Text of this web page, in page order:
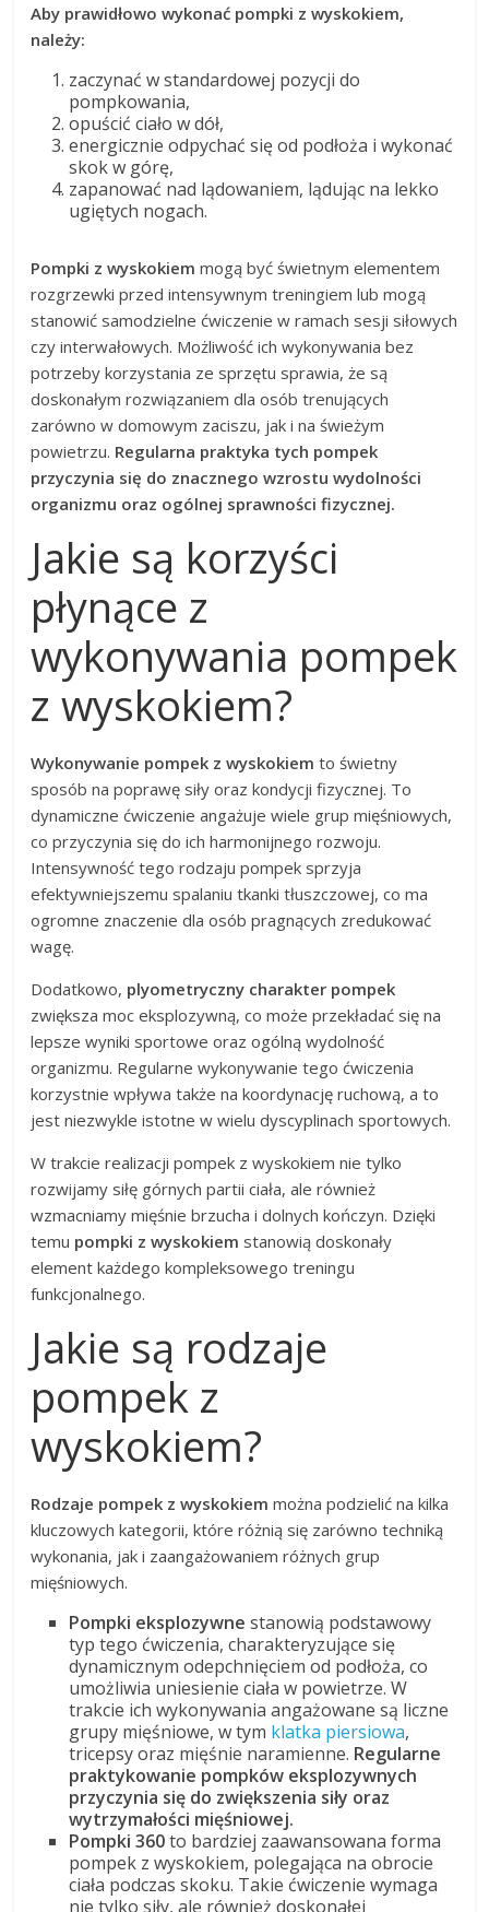
Aby prawidłowo wykonać pompki z wyskokiem,
należy:
zaczynać w standardowej pozycji do
pompkowania,
opuścić ciało w dół,
energicznie odpychać się od podłoża i wykonać
skok w górę,
zapanować nad lądowaniem, lądując na lekko
ugiętych nogach.
Pompki z wyskokiem mogą być świetnym elementem
rozgrzewki przed intensywnym treningiem lub mogą
stanowić samodzielne ćwiczenie w ramach sesji siłowych
czy interwałowych. Możliwość ich wykonywania bez
potrzeby korzystania ze sprzętu sprawia, że są
doskonałym rozwiązaniem dla osób trenujących
zarówno w domowym zaciszu, jak i na świeżym
powietrzu. Regularna praktyka tych pompek
przyczynia się do znacznego wzrostu wydolności
organizmu oraz ogólnej sprawności fizycznej.
Jakie są korzyści
płynące z
wykonywania pompek
z wyskokiem?
Wykonywanie pompek z wyskokiem to świetny
sposób na poprawę siły oraz kondycji fizycznej. To
dynamiczne ćwiczenie angażuje wiele grup mięśniowych,
co przyczynia się do ich harmonijnego rozwoju.
Intensywność tego rodzaju pompek sprzyja
efektywniejszemu spalaniu tkanki tłuszczowej, co ma
ogromne znaczenie dla osób pragnących zredukować
wagę.
Dodatkowo, plyometryczny charakter pompek
zwiększa moc eksplozywną, co może przekładać się na
lepsze wyniki sportowe oraz ogólną wydolność
organizmu. Regularne wykonywanie tego ćwiczenia
korzystnie wpływa także na koordynację ruchową, a to
jest niezwykle istotne w wielu dyscyplinach sportowych.
W trakcie realizacji pompek z wyskokiem nie tylko
rozwijamy siłę górnych partii ciała, ale również
wzmacniamy mięśnie brzucha i dolnych kończyn. Dzięki
temu pompki z wyskokiem stanowią doskonały
element każdego kompleksowego treningu
funkcjonalnego.
Jakie są rodzaje
pompek z
wyskokiem?
Rodzaje pompek z wyskokiem można podzielić na kilka
kluczowych kategorii, które różnią się zarówno techniką
wykonania, jak i zaangażowaniem różnych grup
mięśniowych.
Pompki eksplozywne stanowią podstawowy
typ tego ćwiczenia, charakteryzujące się
dynamicznym odepchnięciem od podłoża, co
umożliwia uniesienie ciała w powietrze. W
trakcie ich wykonywania angażowane są liczne
grupy mięśniowe, w tym klatka piersiowa,
tricepsy oraz mięśnie naramienne. Regularne
praktykowanie pompków eksplozywnych
przyczynia się do zwiększenia siły oraz
wytrzymałości mięśniowej.
Pompki 360to bardziej zaawansowana forma
pompek z wyskokiem, polegająca na obrocie
ciała podczas skoku. Takie ćwiczenie wymaga
nie tylko siły, ale również doskonałej